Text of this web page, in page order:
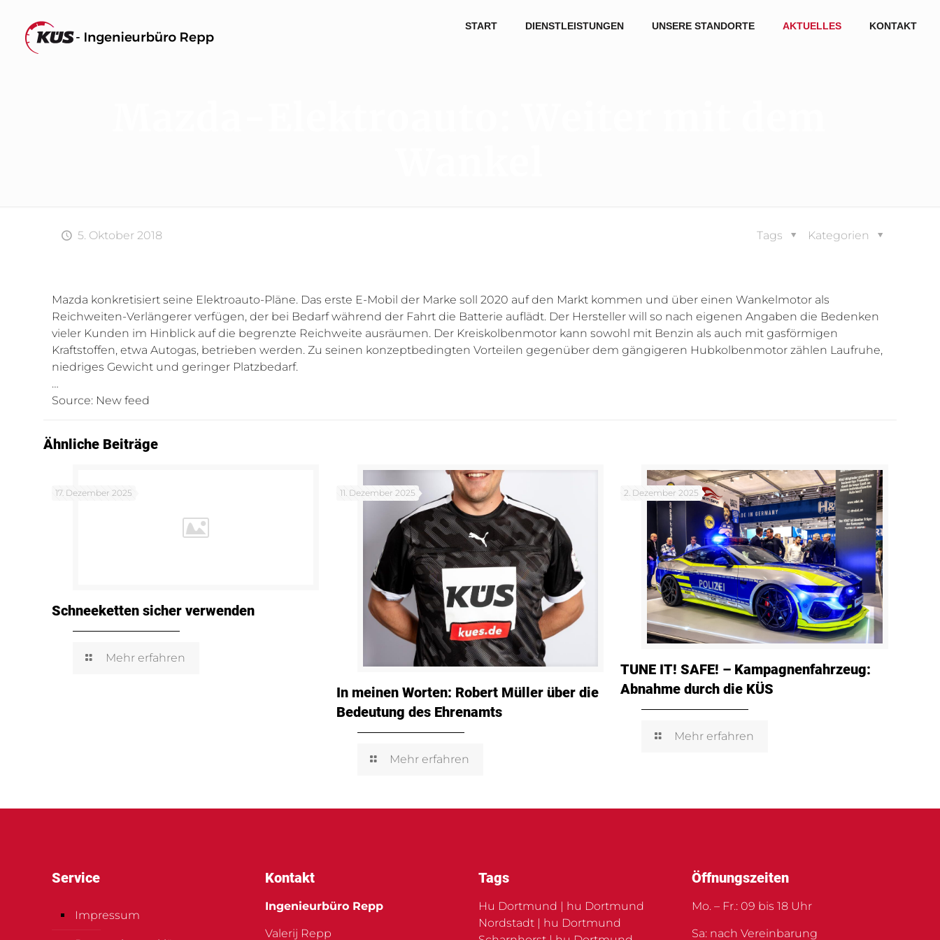
START DIENSTLEISTUNGEN UNSERE STANDORTE AKTUELLES KONTAKT
5. Oktober 2018 Kategorien
Tags
Mazda konkretisiert seine Elektroauto-Pläne. Das erste E-Mobil der Marke soll 2020 auf den Markt kommen und über einen Wankelmotor als
Reichweiten-Verlängerer verfügen, der bei Bedarf während der Fahrt die Batterie auflädt. Der Hersteller will so nach eigenen Angaben die Bedenken
vieler Kunden im Hinblick auf die begrenzte Reichweite ausräumen. Der Kreiskolbenmotor kann sowohl mit Benzin als auch mit gasförmigen
Kraftstoffen, etwa Autogas, betrieben werden. Zu seinen konzeptbedingten Vorteilen gegenüber dem gängigeren Hubkolbenmotor zählen Laufruhe,
niedriges Gewicht und geringer Platzbedarf.
…
Source: New feed
Ähnliche Beiträge
17. Dezember 2025
Schneeketten sicher verwenden
Mehr erfahren
11. Dezember 2025
In meinen Worten: Robert Müller über die
Bedeutung des Ehrenamts
Mehr erfahren
2. Dezember 2025
TUNE IT! SAFE! – Kampagnenfahrzeug:
Abnahme durch die KÜS
Mehr erfahren
Service
Impressum
Kontakt
Ingenieurbüro Repp
Valerij Repp
Tags
Hu Dortmund | hu Dortmund
Nordstadt | hu Dortmund
Öffnungszeiten
Mo. – Fr.: 09 bis 18 Uhr
Sa: nach Vereinbarung